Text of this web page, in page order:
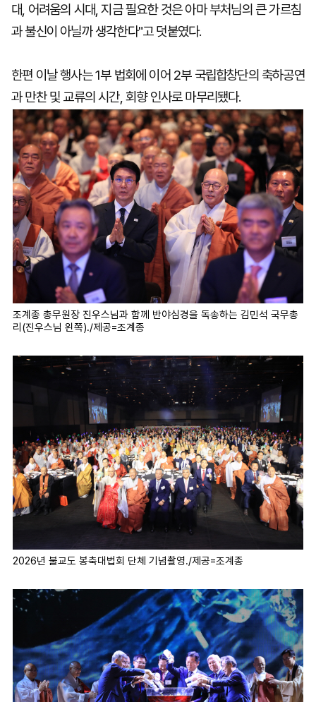
대, 어려움의 시대, 지금 필요한 것은 아마 부처님의 큰 가르침
과 불신이 아닐까 생각한다"고 덧붙였다.
한편 이날 행사는 1부 법회에 이어 2부 국립합창단의 축하공연
과 만찬 및 교류의 시간, 회향 인사로 마무리됐다.
조계종 총무원장 진우스님과 함께 반야심경을 독송하는 김민석 국무총
리(진우스님 왼쪽)./제공=조계종
2026년 불교도 봉축대법회 단체 기념촬영./제공=조계종